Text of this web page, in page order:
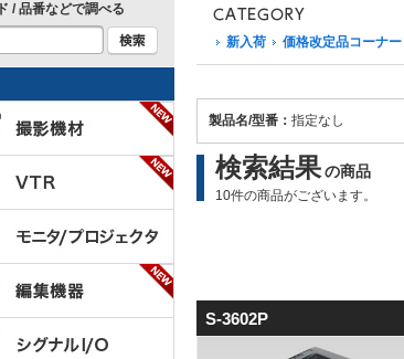
新入荷 価格改定品コーナー
製品名/型番： 指定なし
検索結果の商品
10件の商品がございます。
S-3602P
/ 品番などで調べる